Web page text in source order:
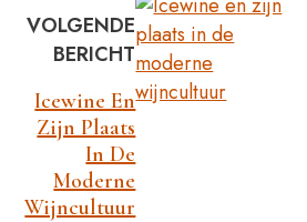
VOLGENDE
BERICHT
Icewine En
Zijn Plaats
In De
Moderne
Wijncultuur